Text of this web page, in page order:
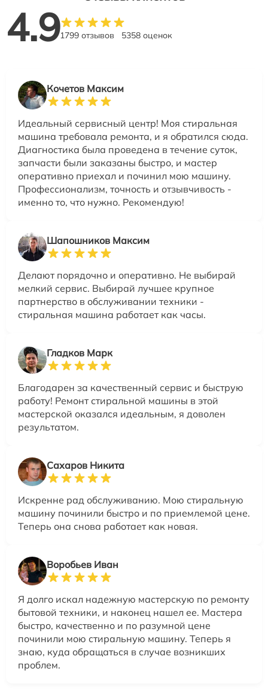
4.91799 отзывов 5358 оценок
Кочетов Максим
Идеальный сервисный центр! Моя стиральная
машина требовала ремонта, и я обратился сюда.
Диагностика была проведена в течение суток,
запчасти были заказаны быстро, и мастер
оперативно приехал и починил мою машину.
Профессионализм, точность и отзывчивость -
именно то, что нужно. Рекомендую!
Шапошников Максим
Делают порядочно и оперативно. Не выбирай
мелкий сервис. Выбирай лучшее крупное
партнерство в обслуживании техники -
стиральная машина работает как часы.
Гладков Марк
Благодарен за качественный сервис и быструю
работу! Ремонт стиральной машины в этой
мастерской оказался идеальным, я доволен
результатом.
Сахаров Никита
Искренне рад обслуживанию. Мою стиральную
машину починили быстро и по приемлемой цене.
Теперь она снова работает как новая.
Воробьев Иван
Я долго искал надежную мастерскую по ремонту
бытовой техники, и наконец нашел ее. Мастера
быстро, качественно и по разумной цене
починили мою стиральную машину. Теперь я
знаю, куда обращаться в случае возникших
проблем.